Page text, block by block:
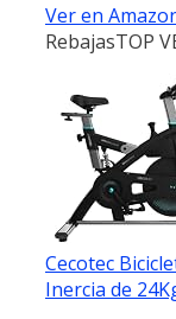
Ver en
RebajasTOP
Cecotec
Inercia de